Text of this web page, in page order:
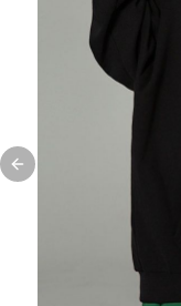
Previous slide